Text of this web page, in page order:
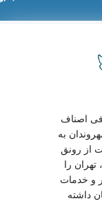
اصناف
به
از رونق
را
و خدمات
داشته